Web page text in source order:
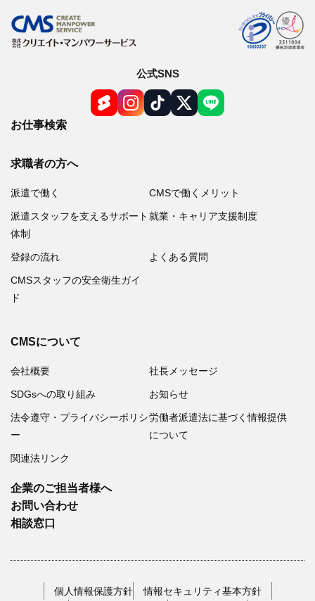
公式SNS
お仕事検索
求職者の方へ
派遣で働く CMSで働くメリット
派遣スタッフを支えるサポート
体制
就業・キャリア支援制度
登録の流れ よくある質問
CMSスタッフの安全衛生ガイ
ド
CMSについて
会社概要 社長メッセージ
SDGsへの取り組み お知らせ
法令遵守・プライバシーポリシ
ー
労働者派遣法に基づく情報提供
について
関連法リンク
企業のご担当者様へ
お問い合わせ
相談窓口
個人情報保護方針 情報セキュリティ基本方針